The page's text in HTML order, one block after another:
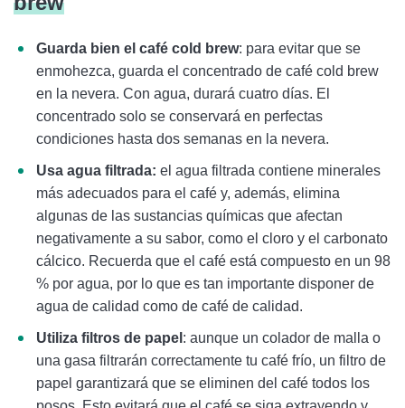
Guarda bien el café cold brew: para evitar que se
enmohezca, guarda el concentrado de café cold brew
en la nevera. Con agua, durará cuatro días. El
concentrado solo se conservará en perfectas
condiciones hasta dos semanas en la nevera.
Usa agua filtrada: el agua filtrada contiene minerales
más adecuados para el café y, además, elimina
algunas de las sustancias químicas que afectan
negativamente a su sabor, como el cloro y el carbonato
cálcico. Recuerda que el café está compuesto en un 98
% por agua, por lo que es tan importante disponer de
agua de calidad como de café de calidad.
Utiliza filtros de papel : aunque un colador de malla o
una gasa filtrarán correctamente tu café frío, un filtro de
papel garantizará que se eliminen del café todos los